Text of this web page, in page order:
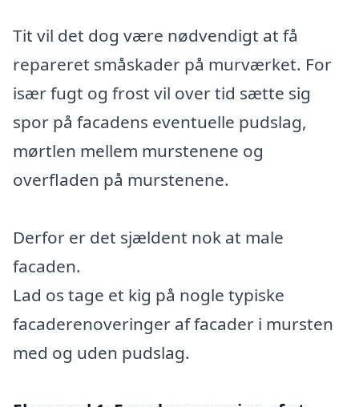
Tit vil det dog være nødvendigt at få
repareret småskader på murværket. For
især fugt og frost vil over tid sætte sig
spor på facadens eventuelle pudslag,
mørtlen mellem murstenene og
overfladen på murstenene.
Derfor er det sjældent nok at male
facaden.
Lad os tage et kig på nogle typiske
facaderenoveringer af facader i mursten
med og uden pudslag.